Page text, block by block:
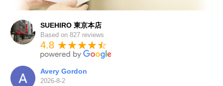
SUEHIRO 東京本店
Based on 827 reviews
4.8 ★★★★★
☆
Avery Gordon
2026-8-2